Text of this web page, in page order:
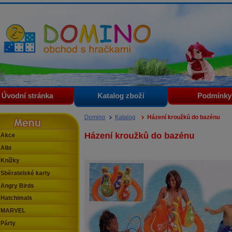
Domino - obchod s hračkami
Úvodní stránka Katalog zboží Podmínky
Domino Katalog Házení kroužků do bazénu
Házení kroužků do bazénu
Menu
Akce
Albi
Knížky
Sběratelské karty
Angry Birds
Hatchimals
MARVEL
Párty